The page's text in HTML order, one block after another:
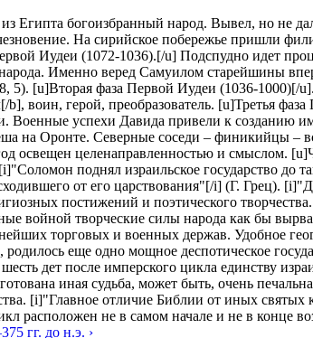
Египта богоизбранный народ. Вывел, но не
На сирийское побережье пришли
Иудеи (1072-1036).[/u] Подспудно идет
Именно веред Самуилом старейшины
5). [u]Вторая фаза Первой Иудеи (1036-
воин, герой, преобразователь. [u]Третья
Военные успехи Давида привели к созданию
на Оронте. Северные соседи – финикийцы –
освещен целенаправленностью и смыслом.
поднял израильское государство до
от его царствования"[/i] (Г.
постижений и поэтического
войной творческие силы народа как бы
торговых и военных держав. Удобное
родилось еще одно мощное деспотическое
шесть дет после имперского цикла единству
иная судьба, может быть, очень
[i]"Главное отличие Библии от иных
расположен не в самом начале и не в конце
гг. до н.э. ›